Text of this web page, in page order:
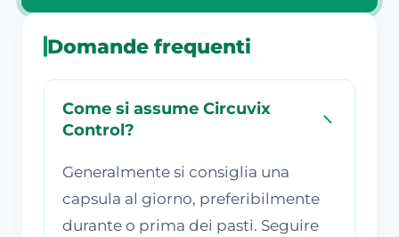
Domande frequenti
Come si assume Circuvix
Control?
Generalmente si consiglia una
capsula al giorno, preferibilmente
durante o prima dei pasti. Seguire